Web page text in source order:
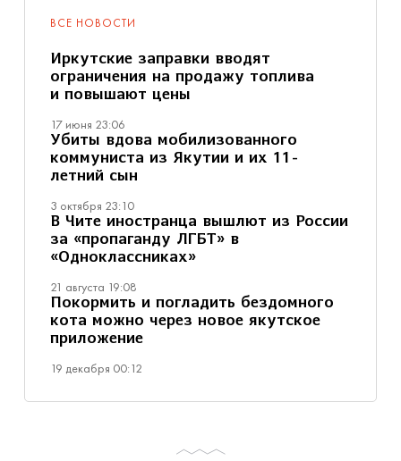
ВСЕ НОВОСТИ
Иркутские заправки вводят
ограничения на продажу топлива
и повышают цены
17 июня 23:06
Убиты вдова мобилизованного
коммуниста из Якутии и их 11-
летний сын
3 октября 23:10
В Чите иностранца вышлют из России
за «пропаганду ЛГБТ» в
«Одноклассниках»
21 августа 19:08
Покормить и погладить бездомного
кота можно через новое якутское
приложение
19 декабря 00:12